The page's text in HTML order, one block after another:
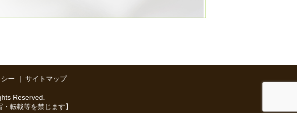
ー サイトマップ
Reserved.
転載等を禁じます】